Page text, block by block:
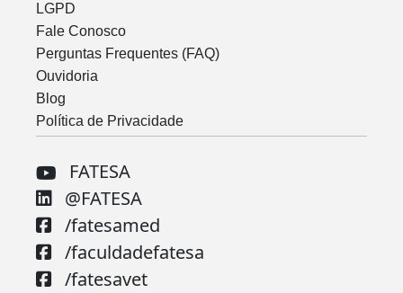
LGPD
Fale Conosco
Perguntas Frequentes (FAQ)
Ouvidoria
Blog
Política de Privacidade
FATESA
@FATESA
/fatesamed
/faculdadefatesa
/fatesavet